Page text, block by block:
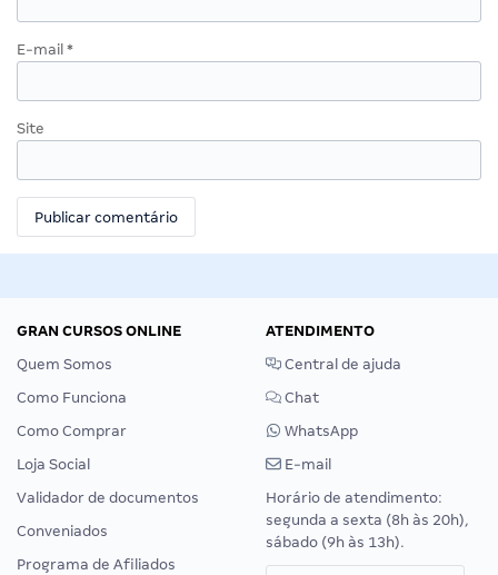
E-mail *
Site
GRAN CURSOS ONLINE
Quem Somos
Como Funciona
Como Comprar
Loja Social
Validador de documentos
Conveniados
Programa de Afiliados
ATENDIMENTO
Central de ajuda
Chat
WhatsApp
E-mail
Horário de atendimento:
segunda a sexta (8h às 20h),
sábado (9h às 13h).